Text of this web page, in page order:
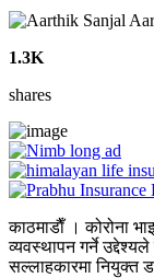
1.3K
shares
काठमाडाैँ । कोरोना
व्यवस्थापन गर्ने
सल्लाहकारमा नियुक्त